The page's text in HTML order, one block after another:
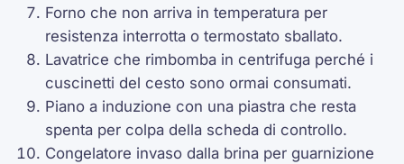
Forno che non arriva in temperatura per
resistenza interrotta o termostato sballato.
Lavatrice che rimbomba in centrifuga perché i
cuscinetti del cesto sono ormai consumati.
Piano a induzione con una piastra che resta
spenta per colpa della scheda di controllo.
Congelatore invaso dalla brina per guarnizione